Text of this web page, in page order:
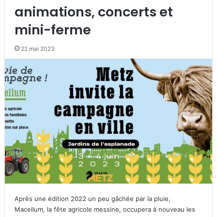
animations, concerts et
mini-ferme
22 mai 2023
Après une édition 2022 un peu gâchée par la pluie,
Macellum, la fête agricole messine, occupera à nouveau les